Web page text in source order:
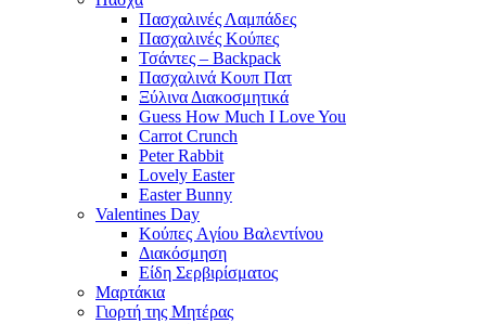
Πασχαλινές Λαμπάδες
Πασχαλινές Κούπες
Τσάντες – Backpack
Πασχαλινά Κουπ Πατ
Ξύλινα Διακοσμητικά
Guess How Much I Love You
Carrot Crunch
Peter Rabbit
Lovely Easter
Easter Bunny
Valentines Day
Κούπες Aγίου Βαλεντίνου
Διακόσμηση
Είδη Σερβιρίσματος
Μαρτάκια
Γιορτή της Μητέρας